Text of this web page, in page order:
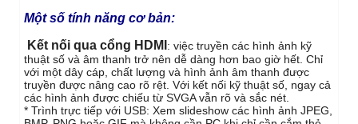
Một số tính năng cơ bản:
Kết nối qua cổng HDMI : việc truyền các hình ảnh kỹ
thuật số và âm thanh trở nên dễ dàng hơn bao giờ hết. Chỉ
với một dây cáp, chất lượng và hình ảnh âm thanh được
truyền được nâng cao rõ rệt. Với kết nối kỹ thuật số, ngay cả
các hình ảnh được chiếu từ SVGA vẫn rõ và sắc nét.
* Trình trực tiếp với USB: Xem slideshow các hình ảnh JPEG,